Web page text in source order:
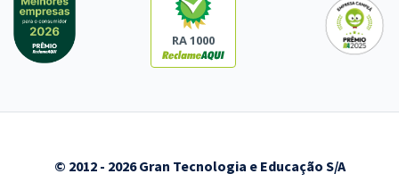
RA 1000
© 2012 - 2026 Gran Tecnologia e Educação S/A